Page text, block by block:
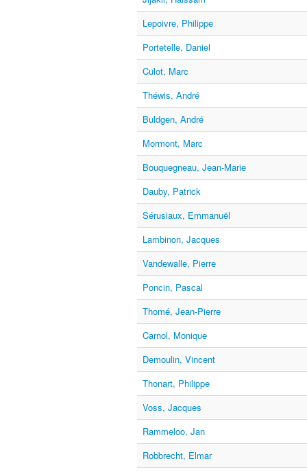
Lepoivre, Philippe
Portetelle, Daniel
Culot, Marc
Théwis, André
Buldgen, André
Mormont, Marc
Bouquegneau, Jean-Marie
Dauby, Patrick
Sérusiaux, Emmanuël
Lambinon, Jacques
Vandewalle, Pierre
Poncin, Pascal
Thomé, Jean-Pierre
Carnol, Monique
Demoulin, Vincent
Thonart, Philippe
Voss, Jacques
Rammeloo, Jan
Robbrecht, Elmar